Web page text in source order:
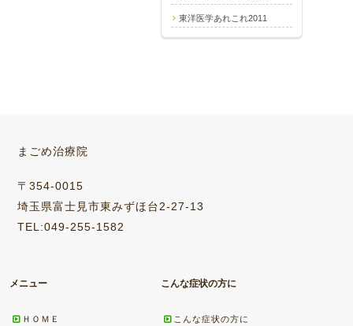
東洋医学あれこれ2011
まごめ治療院
〒354-0015
埼玉県富士見市東みずほ台2-27-13
TEL:049-255-1582
メニュー
ＨＯＭＥ
こんな症状の方に
こんな症状の方に